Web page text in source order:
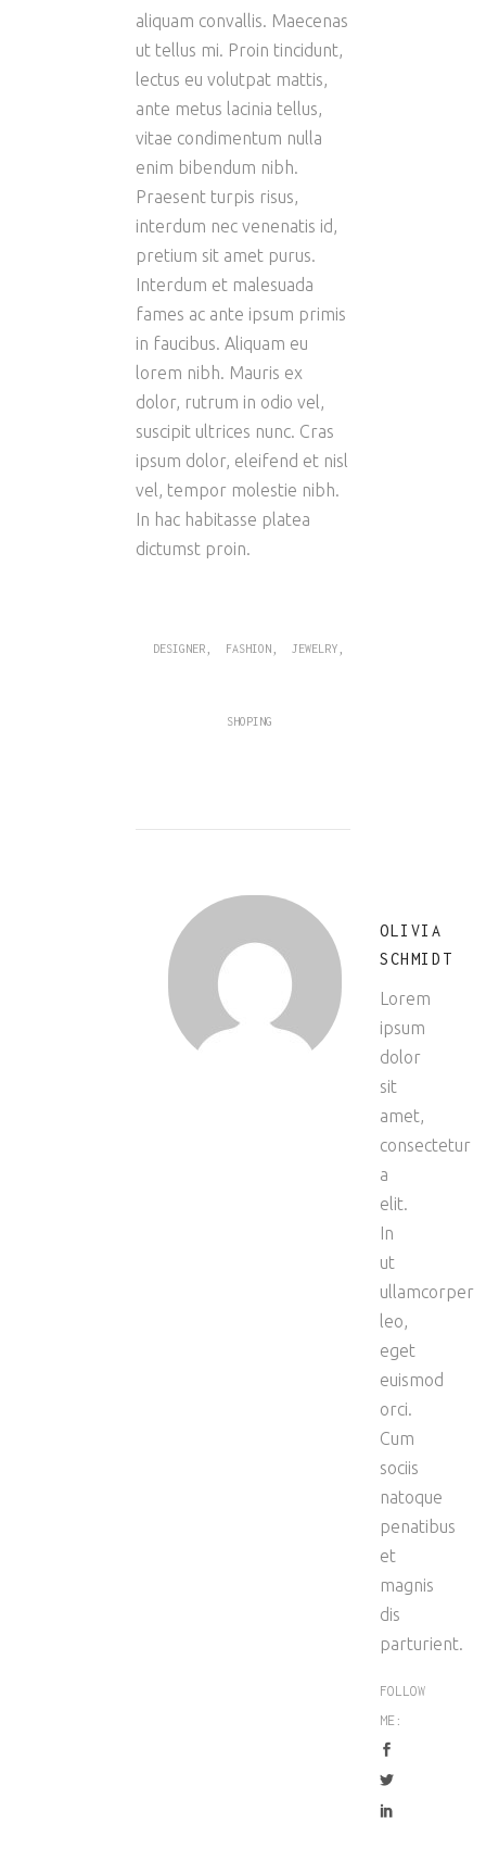
aliquam convallis. Maecenas
ut tellus mi. Proin tincidunt,
lectus eu volutpat mattis,
ante metus lacinia tellus,
vitae condimentum nulla
enim bibendum nibh.
Praesent turpis risus,
interdum nec venenatis id,
pretium sit amet purus.
Interdum et malesuada
fames ac ante ipsum primis
in faucibus. Aliquam eu
lorem nibh. Mauris ex
dolor, rutrum in odio vel,
suscipit ultrices nunc. Cras
ipsum dolor, eleifend et nisl
vel, tempor molestie nibh.
In hac habitasse platea
dictumst proin.
DESIGNER, FASHION, JEWELRY,
SHOPING
OLIVIA
SCHMIDT
Lorem
ipsum
dolor
sit
amet,
consectetur
a
elit.
In
ut
ullamcorper
leo,
eget
euismod
orci.
Cum
sociis
natoque
penatibus
et
magnis
dis
parturient.
FOLLOW
ME: